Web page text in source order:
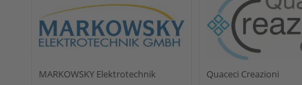
MARKOWSKY Elektrotechnik Quaceci Creazioni